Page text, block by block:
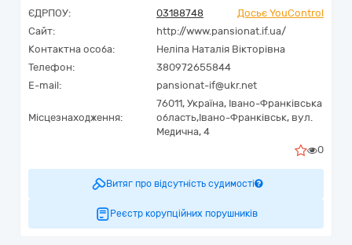
ЄДРПОУ:
03188748
Досьє YouControl
Сайт:
http://www.pansionat.if.ua/
Контактна особа:
Неліпа Наталія Вікторівна
Телефон:
380972655844
E-mail:
pansionat-if@ukr.net
Місцезнаходження:
76011, Україна, Івано-Франківська
область,Івано-Франківськ, вул.
Медична, 4
0
Витяг про відсутність судимості
Реєстр корупційних порушників